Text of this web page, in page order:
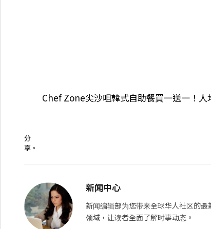
Chef Zone尖沙咀韓式自助餐買一送一！
分
享。
新闻中心
新闻编辑部为您带来全球华人社区的
领域，让读者全面了解时事动态。